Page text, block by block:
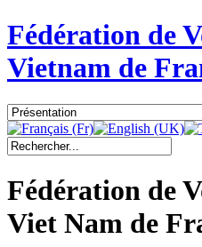
Fédération de
Vietnam de
Fédération de
Viet Nam de